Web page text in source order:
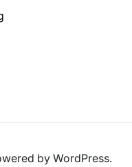
by WordPress.